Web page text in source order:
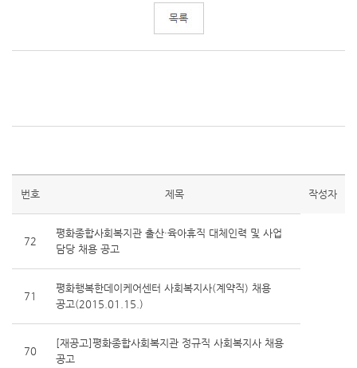
번호 제목 작성자
72
평화종합사회복지관 출산·육아휴직 대체인력 및 사업
담당 채용 공고
71
평화행복한데이케어센터 사회복지사(계약직) 채용
공고(2015.01.15.)
70
[재공고]평화종합사회복지관 정규직 사회복지사 채용
공고